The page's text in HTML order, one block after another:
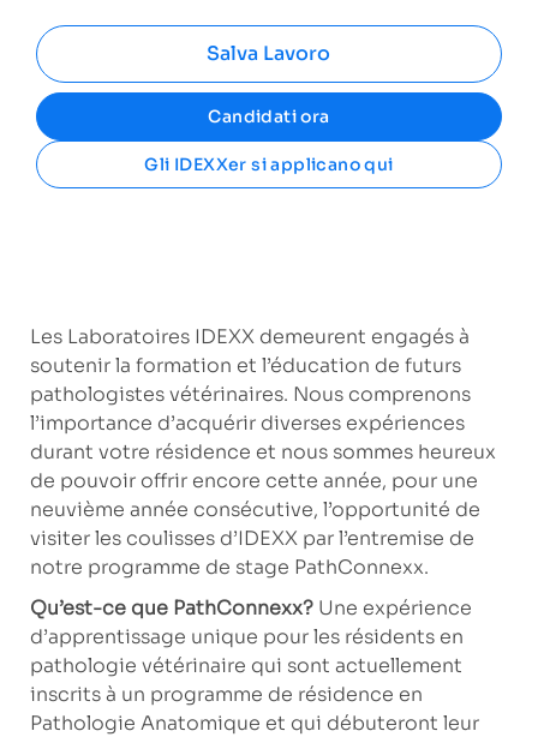
Salva Lavoro
Candidati ora
Gli IDEXXer si applicano qui
Les Laboratoires IDEXX demeurent engagés à
soutenir la formation et l’éducation de futurs
pathologistes vétérinaires. Nous comprenons
l’importance d’acquérir diverses expériences
durant votre résidence et nous sommes heureux
de pouvoir offrir encore cette année, pour une
neuvième année consécutive, l’opportunité de
visiter les coulisses d’IDEXX par l’entremise de
notre programme de stage PathConnexx.
Qu’est-ce que PathConnexx?Une expérience
d’apprentissage unique pour les résidents en
pathologie vétérinaire qui sont actuellement
inscrits à un programme de résidence en
Pathologie Anatomique et qui débuteront leur